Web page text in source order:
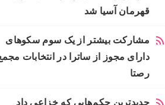
قهرمان آسیا شد
مشارکت بیشتر از یک سوم سکوهای
دارای مجوز از ساترا در انتخابات
رصتا
جدیدترین حکم‌هایی که خزاعی داد